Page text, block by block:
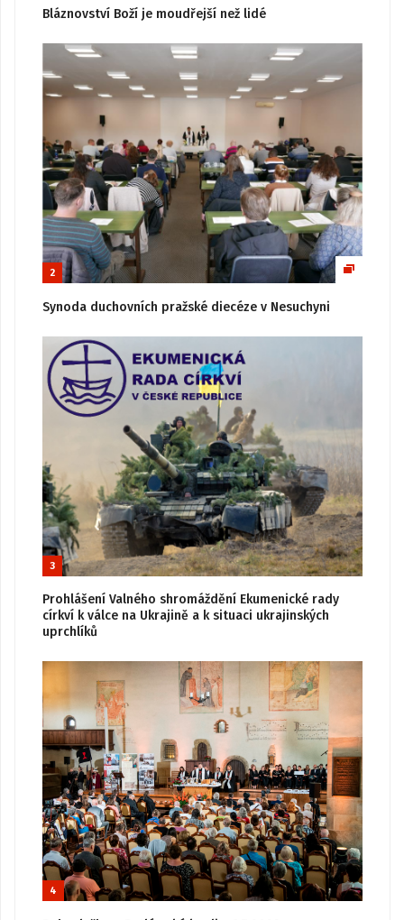
Bláznovství Boží je moudřejší než lidé
2
Synoda duchovních pražské diecéze v Nesuchyni
3
Prohlášení Valného shromáždění Ekumenické rady
církví k válce na Ukrajině a k situaci ukrajinských
uprchlíků
4